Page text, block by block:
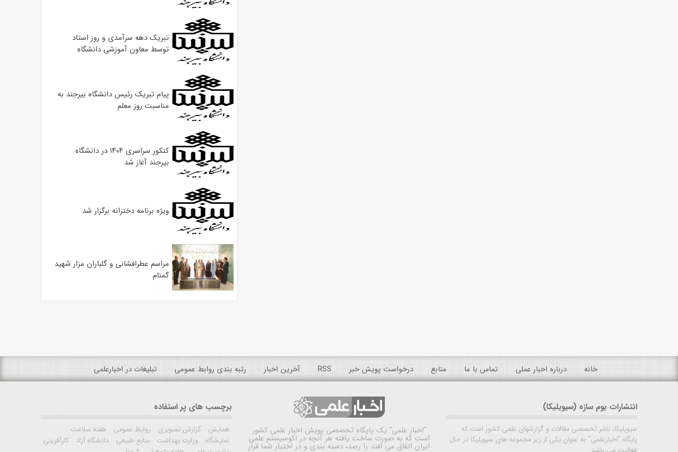
تبریک دهه سرآمدی و روز استاد
توسط معاون آموزشی دانشگاه
پیام تبریک رئیس دانشگاه بیرجند به
مناسبت روز معلم
کنکور سراسری ۱۴۰۴ در دانشگاه
بیرجند آغاز شد
ویژه برنامه دخترانه برگزار شد
مراسم عطرافشانی و گلباران مزار شهید
گمنام
خانه درباره اخبار عملی تماس با ما منابع درخواست پویش خبر RSS آخرین اخبار رتبه بندی روابط عمومی تبلیغات در اخبارعلمی
انتشارات بوم سازه (سیویلیکا)
سیویلیکا، ناشر تخصصی مقالات و گزارشهای علمی کشور است که
پایگاه "اخبارعلمی" به عنوان یکی از زیر مجموعه های سیویلیکا در حال
"اخبار علمی" یک پایگاه تخصصی پویش اخبار علمی کشور
است که به صورت ساخت یافته هر آنچه در اکوسیستم علمی
ایران اتفاق می افتد را رصد، دسته بندی و در اختیار شما قرار
برچسب های پر استفاده
همایش گزارش تصویری روابط عمومی
هفته سلامت
نمایشگاه
وزارت بهداشت منابع طبیعی دانشگاه آزاد
کارآفرینی